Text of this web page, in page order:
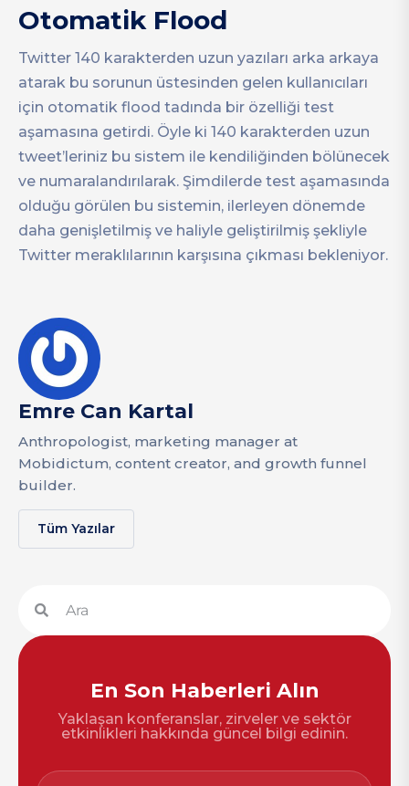
Otomatik Flood
Twitter 140 karakterden uzun yazıları arka arkaya
atarak bu sorunun üstesinden gelen kullanıcıları
için otomatik flood tadında bir özelliği test
aşamasına getirdi. Öyle ki 140 karakterden uzun
tweet’leriniz bu sistem ile kendiliğinden bölünecek
ve numaralandırılarak. Şimdilerde test aşamasında
olduğu görülen bu sistemin, ilerleyen dönemde
daha genişletilmiş ve haliyle geliştirilmiş şekliyle
Twitter meraklılarının karşısına çıkması bekleniyor.
Emre Can Kartal
Anthropologist, marketing manager at
Mobidictum, content creator, and growth funnel
builder.
Tüm Yazılar
En Son Haberleri Alın
Yaklaşan konferanslar, zirveler ve sektör
etkinlikleri hakkında güncel bilgi edinin.